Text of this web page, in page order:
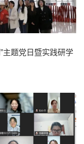
主题党日暨实践研学